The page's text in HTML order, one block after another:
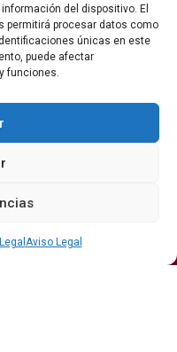
del dispositivo. El
procesar datos como
únicas en este
puede afectar
funciones.
Aviso LegalProtagonistas